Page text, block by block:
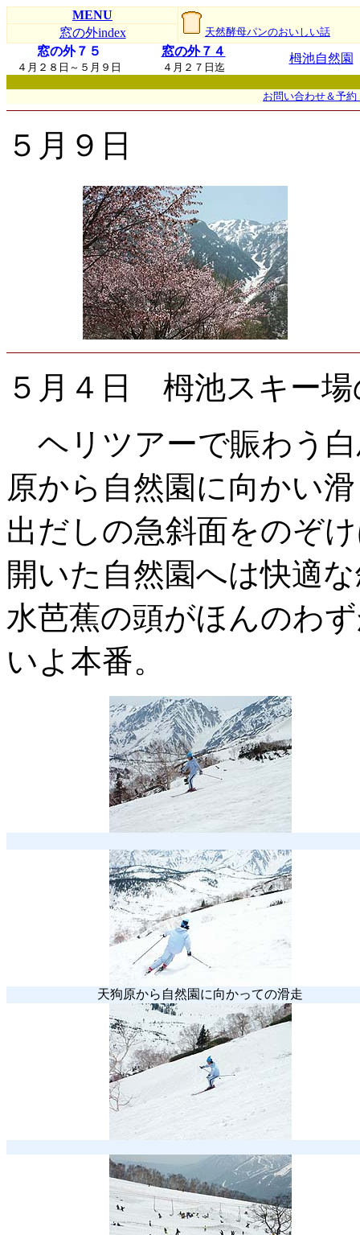
MENU
天然酵母パンのおいしい話
窓の外index
窓の外７５
４月２８日～５月９日
窓の外７４
４月２７日迄
栂池自然園
お問い合わせ＆予
５月９日
５月４日 栂池スキー場
ヘリツアーで賑わう
原から自然園に向かい
出だしの急斜面をのぞ
開いた自然園へは快適
水芭蕉の頭がほんのわ
いよ本番。
天狗原から自然園に向かっての滑走